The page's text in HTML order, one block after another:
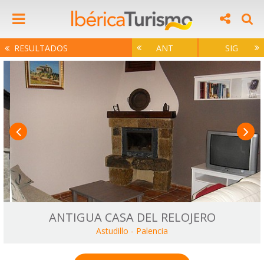
RESULTADOS ANT SIG
ANTIGUA CASA DEL RELOJERO
Astudillo - Palencia